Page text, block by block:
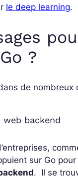
le deep learning.
?
de nombreux
web backend
sur Go
. Il se